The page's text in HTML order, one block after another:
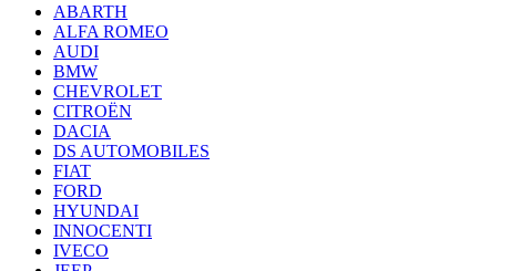
ABARTH
ALFA ROMEO
AUDI
BMW
CHEVROLET
CITROËN
DACIA
DS AUTOMOBILES
FIAT
FORD
HYUNDAI
INNOCENTI
IVECO